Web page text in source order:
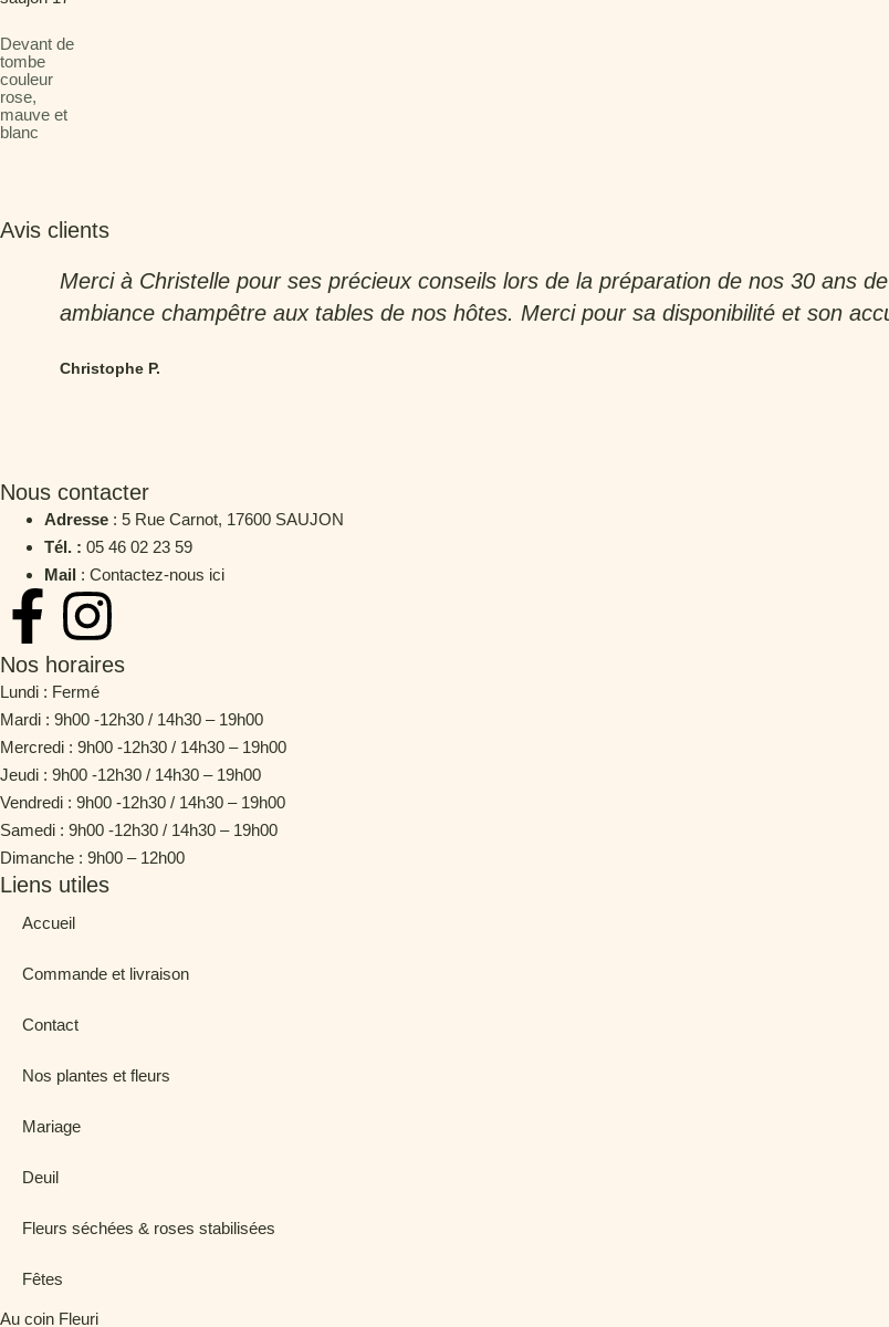
Devant de
tombe
couleur
rose,
mauve et
blanc
Avis clients
Merci à Christelle pour ses précieux conseils lors de la préparation de nos 30 ans
ambiance champêtre aux tables de nos hôtes. Merci pour sa disponibilité et son
Christophe P.
Nous contacter
Adresse : 5 Rue Carnot, 17600 SAUJON
Tél. : 05 46 02 23 59
Mail : Contactez-nous ici
Nos horaires
Lundi : Fermé
Mardi : 9h00 -12h30 / 14h30 – 19h00
Mercredi : 9h00 -12h30 / 14h30 – 19h00
Jeudi : 9h00 -12h30 / 14h30 – 19h00
Vendredi : 9h00 -12h30 / 14h30 – 19h00
Samedi : 9h00 -12h30 / 14h30 – 19h00
Dimanche : 9h00 – 12h00
Liens utiles
Accueil
Commande et livraison
Contact
Nos plantes et fleurs
Mariage
Deuil
Fleurs séchées & roses stabilisées
Fêtes
Au coin Fleuri